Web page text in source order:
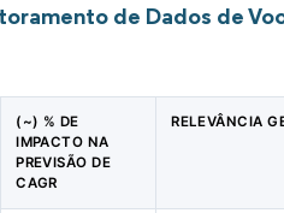
de Dados de
(~) % DE
IMPACTO NA
PREVISÃO DE
CAGR
RELEVÂNCIA